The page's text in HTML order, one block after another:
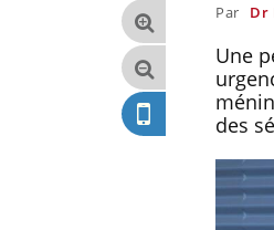
Par Dr
Une
des